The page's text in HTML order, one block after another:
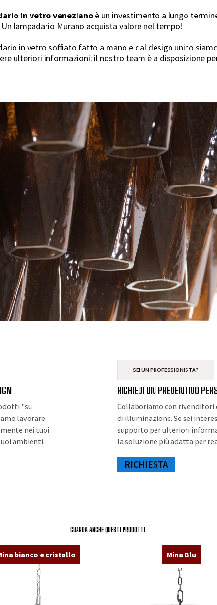
in vetro veneziano è un investimento a lungo
lampadario Murano acquista valore nel tempo!
in vetro soffiato fatto a mano e dal design unico
ulteriori informazioni: il nostro team è a disposizione
"su
lavorare
nei tuoi
ambienti.
SEI UN PROFESSIONISTA?
RICHIEDI UN PREVENTIVO
Collaboriamo con
di illuminazione. Se sei
supporto per ulteriori
la soluzione più adatta per
RICHIESTA
GUARDA ANCHE QUESTI PRODOTTI
bianco e cristallo Mina Blu